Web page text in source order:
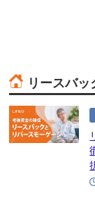
リースバ